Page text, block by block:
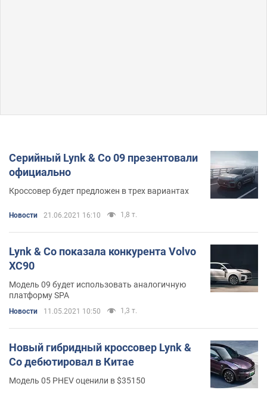
Серийный Lynk & Co 09 презентовали
официально
Кроссовер будет предложен в трех вариантах
Новости 21.06.2021 16:10 1,8 т.
Lynk & Co показала конкурента Volvo
XC90
Модель 09 будет использовать аналогичную
платформу SPA
Новости 11.05.2021 10:50 1,3 т.
Новый гибридный кроссовер Lynk &
Co дебютировал в Китае
Модель 05 PHEV оценили в $35150